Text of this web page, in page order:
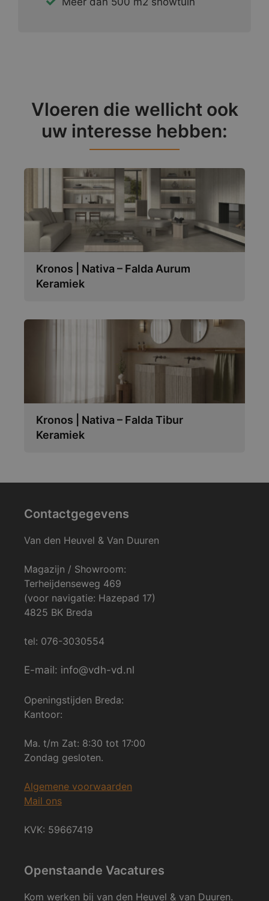
Vloeren die wellicht ook
uw interesse hebben:
Kronos | Nativa – Falda Aurum
Keramiek
Kronos | Nativa – Falda Tibur
Keramiek
Contactgegevens
Van den Heuvel & Van Duuren
Magazijn / Showroom:
Terheijdenseweg 469
(voor navigatie: Hazepad 17)
4825 BK Breda
tel: 076-3030554
E-mail: info@vdh-vd.nl
Openingstijden Breda:
Kantoor:
Ma. t/m Zat: 8:30 tot 17:00
Zondag gesloten.
Algemene voorwaarden
Mail ons
KVK: 59667419
Openstaande Vacatures
Kom werken bij van den Heuvel & van Duuren.